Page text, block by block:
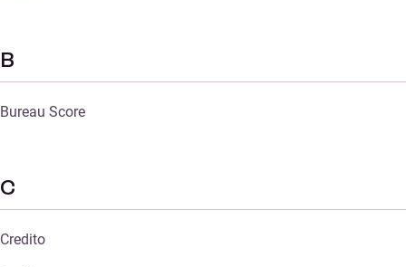
B
Bureau Score
C
Credito